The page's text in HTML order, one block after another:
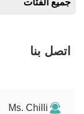
جميع الفئات
اتصل بنا
Ms. Chilli